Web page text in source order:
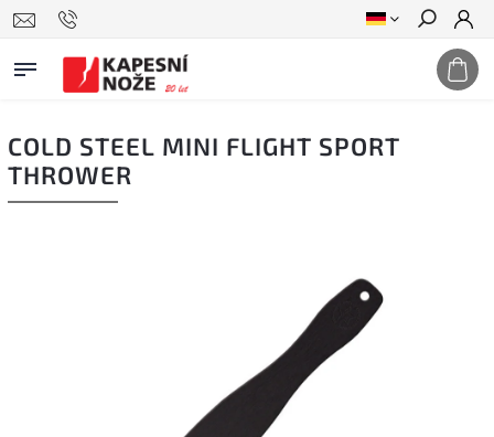
Suchen
COLD STEEL MINI FLIGHT SPORT
THROWER